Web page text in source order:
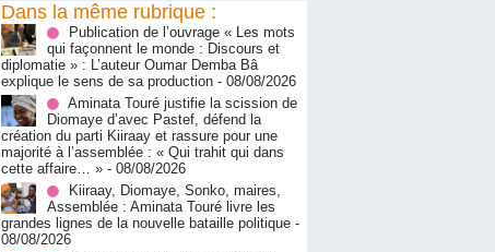
Dans la même rubrique :
Publication de l’ouvrage « Les mots
qui façonnent le monde : Discours et
diplomatie » : L’auteur Oumar Demba Bâ
explique le sens de sa production - 08/08/2026
Aminata Touré justifie la scission de
Diomaye d’avec Pastef, défend la
création du parti Kiiraay et rassure pour une
majorité à l’assemblée : « Qui trahit qui dans
cette affaire… » - 08/08/2026
Kiiraay, Diomaye, Sonko, maires,
Assemblée : Aminata Touré livre les
grandes lignes de la nouvelle bataille politique -
08/08/2026